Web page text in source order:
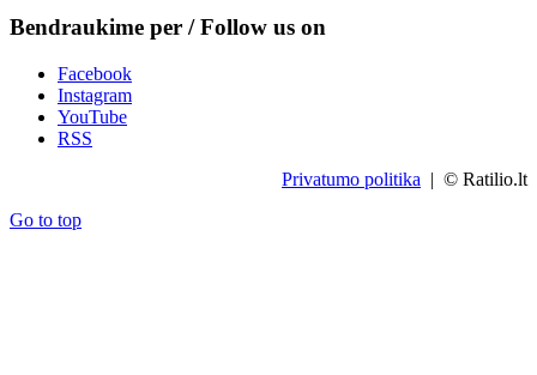
Bendraukime per / Follow us on
Facebook
Instagram
YouTube
RSS
Privatumo politika | © Ratilio.lt
Go to top